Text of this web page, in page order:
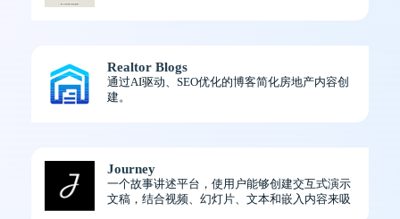
Realtor Blogs
通过AI驱动、SEO优化的博客简化房地产内容创
建。
Journey
一个故事讲述平台，使用户能够创建交互式演示
文稿，结合视频、幻灯片、文本和嵌入内容来吸